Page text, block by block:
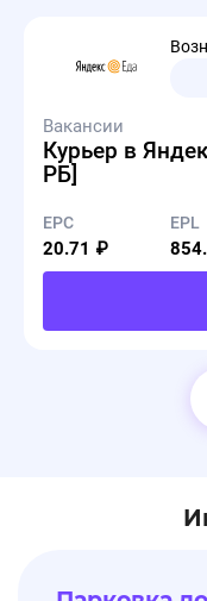
Вакансии
Курьер в
РБ]
EPC
20.71 ₽
EPL